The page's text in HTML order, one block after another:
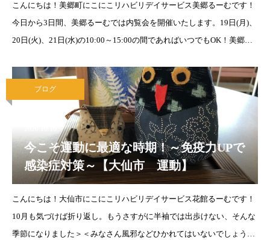
こんにちは！美郷町にこにこリハビリデイサービス美郷るーむです！
今日から3日間、美郷るーむでは内覧会を開催いたします。19日(月)、
20日(火)、21日(水)の10:00～15:00の間であればいつでもOK！美郷町
ブログ
今こそ運動に最適な時期！～免疫力UPで
感染症対策～【大仙市 運動】
こんにちは！大仙市にこにこリハビリデイサービス花館るーむです！
10月も気づけば折り返し。もうさすがに半袖では出歩けない、そんな
季節になりました＞＜みなさん風邪などひかれてはいないでしょう